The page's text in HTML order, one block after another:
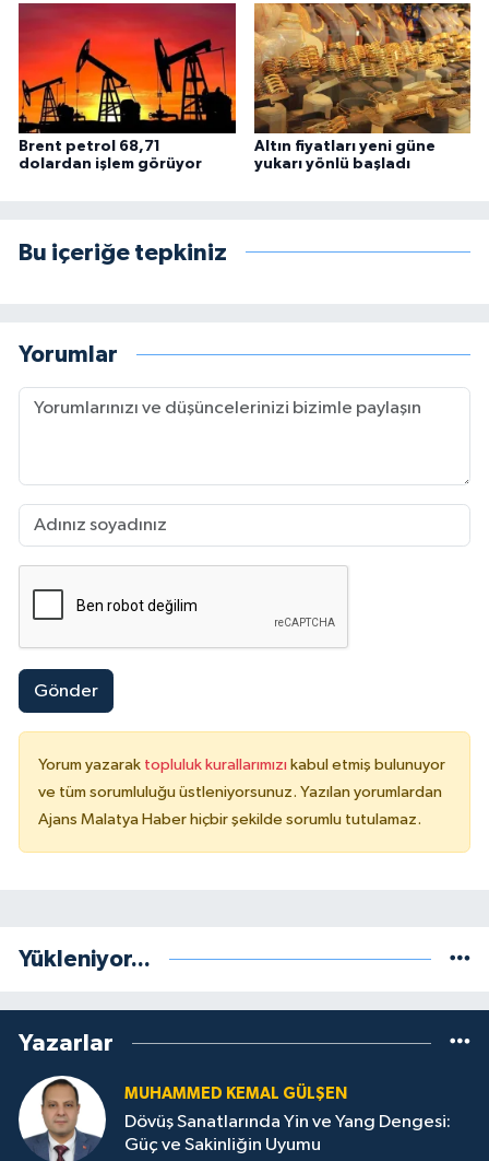
Brent petrol 68,71
dolardan işlem görüyor
Altın fiyatları yeni güne
yukarı yönlü başladı
Bu içeriğe tepkiniz
Yorumlar
Gönder
Yorum yazarak topluluk kurallarımızı kabul etmiş bulunuyor
ve tüm sorumluluğu üstleniyorsunuz. Yazılan yorumlardan
Ajans Malatya Haber hiçbir şekilde sorumlu tutulamaz.
Yükleniyor...
Yazarlar
MUHAMMED KEMAL GÜLŞEN
Dövüş Sanatlarında Yin ve Yang Dengesi:
Güç ve Sakinliğin Uyumu